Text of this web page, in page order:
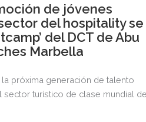
de jóvenes
del hospitality se
del DCT de Abu
Marbella
próxima generación de talento
sector turístico de clase mundial